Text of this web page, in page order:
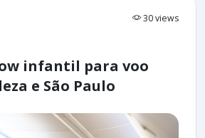
30 views
infantil para voo
e São Paulo